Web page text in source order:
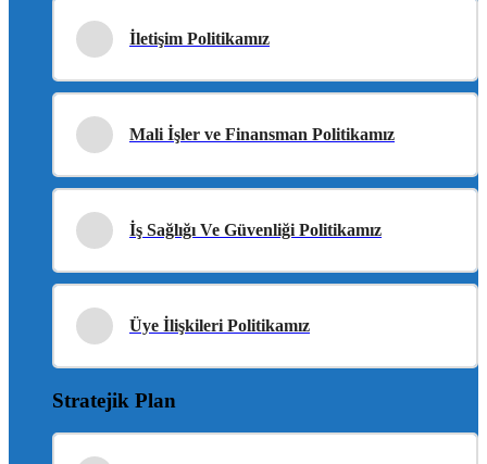
İletişim Politikamız
Mali İşler ve Finansman Politikamız
İş Sağlığı Ve Güvenliği Politikamız
Üye İlişkileri Politikamız
Stratejik Plan